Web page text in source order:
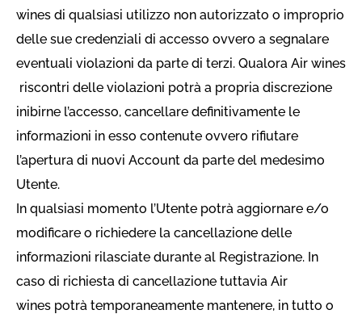
wines di qualsiasi utilizzo non autorizzato o improprio
delle sue credenziali di accesso ovvero a segnalare
eventuali violazioni da parte di terzi. Qualora Air wines
riscontri delle violazioni potrà a propria discrezione
inibirne l’accesso, cancellare definitivamente le
informazioni in esso contenute ovvero rifiutare
l’apertura di nuovi Account da parte del medesimo
Utente.
In qualsiasi momento l’Utente potrà aggiornare e/o
modificare o richiedere la cancellazione delle
informazioni rilasciate durante al Registrazione. In
caso di richiesta di cancellazione tuttavia Air
wines potrà temporaneamente mantenere, in tutto o